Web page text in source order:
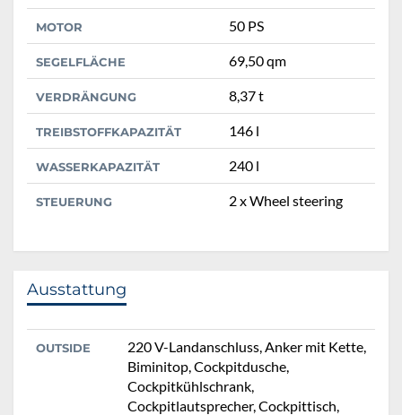
MOTOR 50 PS
SEGELFLÄCHE 69,50 qm
VERDRÄNGUNG 8,37 t
TREIBSTOFFKAPAZITÄT 146 l
WASSERKAPAZITÄT 240 l
STEUERUNG 2 x Wheel steering
Ausstattung
OUTSIDE
220 V-Landanschluss, Anker mit Kette,
Biminitop, Cockpitdusche,
Cockpitkühlschrank,
Cockpitlautsprecher, Cockpittisch,